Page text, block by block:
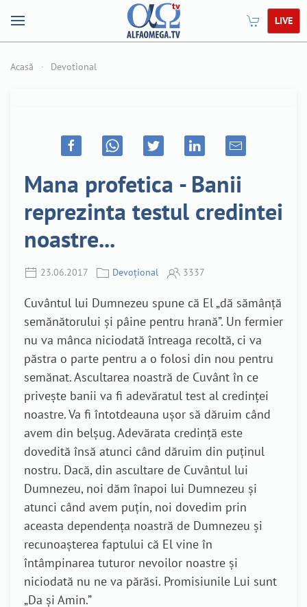
LIVE
Acasă Devotional
Mana profetica - Banii
reprezinta testul credintei
noastre...
23.06.2017 Devoțional 3337
Cuvântul lui Dumnezeu spune că El „dă sămânţă
semănătorului şi pâine pentru hrană”. Un fermier
nu va mânca niciodată întreaga recoltă, ci va
păstra o parte pentru a o folosi din nou pentru
semănat. Ascultarea noastră de Cuvânt în ce
privește banii va fi adevăratul test al credinței
noastre. Va fi întotdeauna ușor să dăruim când
avem din belșug. Adevărata credință este
dovedită însă atunci când dăruim din puținul
nostru. Dacă, din ascultare de Cuvântul lui
Dumnezeu, noi dăm înapoi lui Dumnezeu și
atunci când avem puțin, noi dovedim prin
aceasta dependența noastră de Dumnezeu și
recunoașterea faptului că El vine în
întâmpinarea tuturor nevoilor noastre și
niciodată nu ne va părăsi. Promisiunile Lui sunt
„Da și Amin.”